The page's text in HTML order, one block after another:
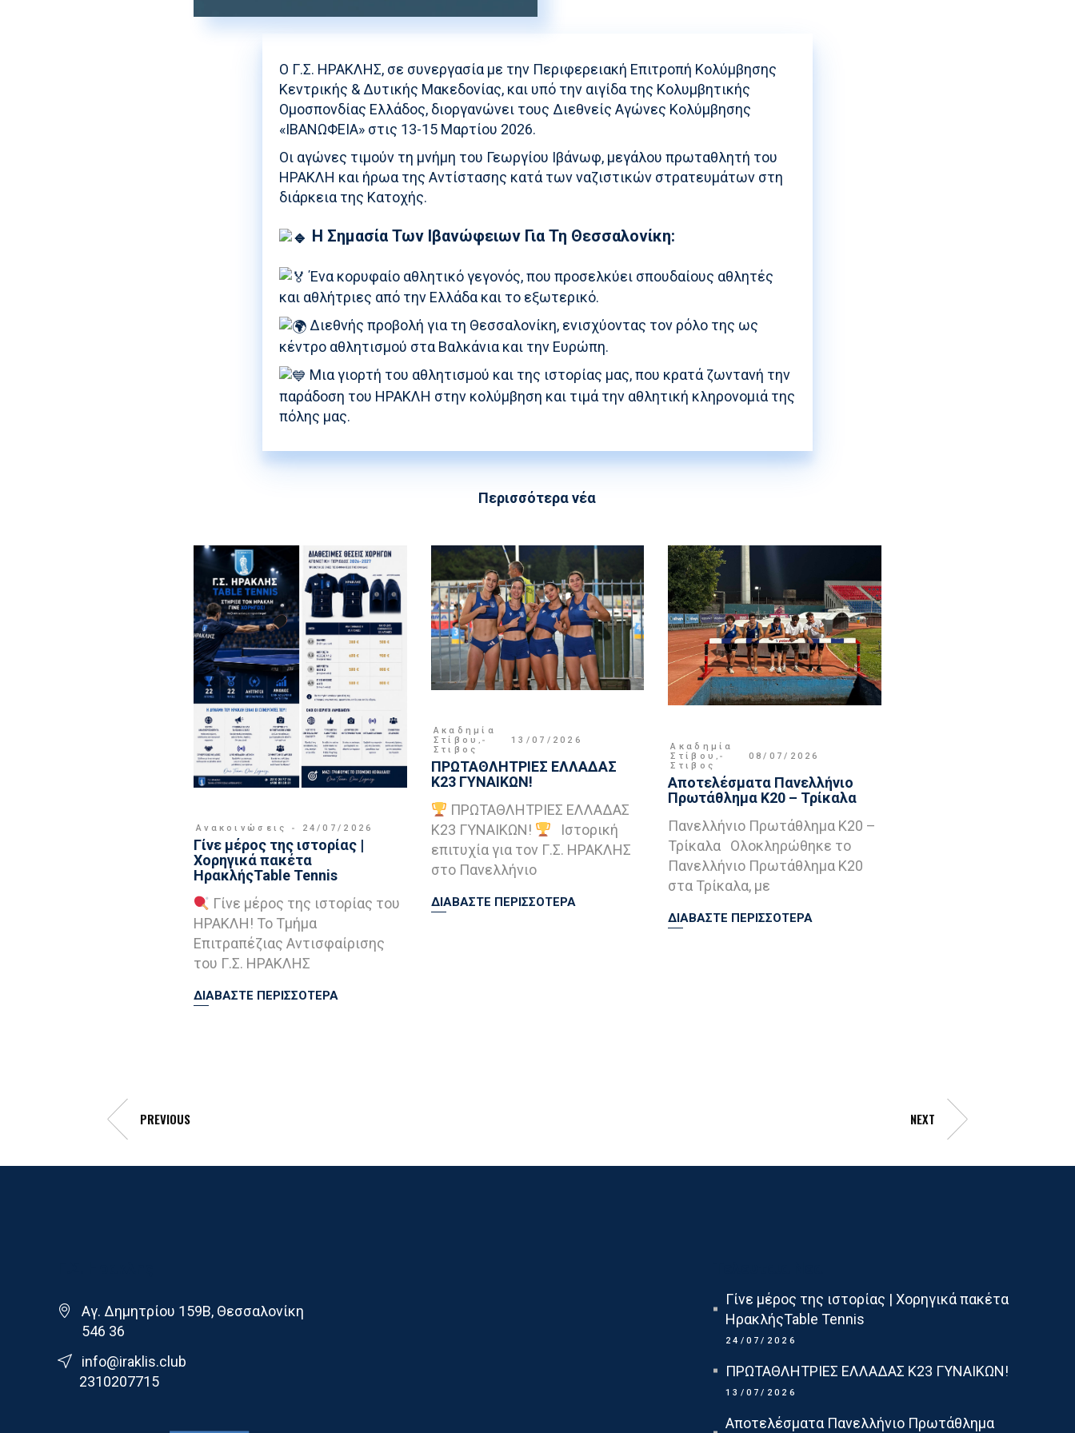
Ο Γ.Σ. ΗΡΑΚΛΗΣ, σε συνεργασία με την Περιφερειακή Επιτροπή Κολύμβησης
Κεντρικής & Δυτικής Μακεδονίας, και υπό την αιγίδα της Κολυμβητικής
Ομοσπονδίας Ελλάδος, διοργανώνει τους Διεθνείς Αγώνες Κολύμβησης
«ΙΒΑΝΩΦΕΙΑ» στις 13-15 Μαρτίου 2026.
Οι αγώνες τιμούν τη μνήμη του Γεωργίου Ιβάνωφ, μεγάλου πρωταθλητή του
ΗΡΑΚΛΗ και ήρωα της Αντίστασης κατά των ναζιστικών στρατευμάτων στη
διάρκεια της Κατοχής.
Η Σημασία Των Ιβανώφειων Για Τη Θεσσαλονίκη:
Ένα κορυφαίο αθλητικό γεγονός, που προσελκύει σπουδαίους αθλητές
και αθλήτριες από την Ελλάδα και το εξωτερικό.
Διεθνής προβολή για τη Θεσσαλονίκη, ενισχύοντας τον ρόλο της ως
κέντρο αθλητισμού στα Βαλκάνια και την Ευρώπη.
Μια γιορτή του αθλητισμού και της ιστορίας μας, που κρατά ζωντανή την
παράδοση του ΗΡΑΚΛΗ στην κολύμβηση και τιμά την αθλητική κληρονομιά της
πόλης μας.
Περισσότερα νέα
Ανακοινώσεις 24/07/2026
Γίνε μέρος της ιστορίας |
Χορηγικά πακέτα
ΗρακλήςTable Tennis
Γίνε μέρος της ιστορίας του
ΗΡΑΚΛΗ! Το Τμήμα
Επιτραπέζιας Αντισφαίρισης
του Γ.Σ. ΗΡΑΚΛΗΣ
ΔΙΑΒΑΣΤΕ ΠΕΡΙΣΣΟΤΕΡΑ
Ακαδημία
Στίβου ,
Στιβος
13/07/2026
ΠΡΩΤΑΘΛΗΤΡΙΕΣ ΕΛΛΑΔΑΣ
Κ23 ΓΥΝΑΙΚΩΝ!
ΠΡΩΤΑΘΛΗΤΡΙΕΣ ΕΛΛΑΔΑΣ
Κ23 ΓΥΝΑΙΚΩΝ!
Ιστορική
επιτυχία για τον Γ.Σ. ΗΡΑΚΛΗΣ
στο Πανελλήνιο
ΔΙΑΒΑΣΤΕ ΠΕΡΙΣΣΟΤΕΡΑ
Ακαδημία
Στίβου ,
Στιβος
08/07/2026
Αποτελέσματα Πανελλήνιο
Πρωτάθλημα Κ20 – Τρίκαλα
Πανελλήνιο Πρωτάθλημα Κ20 –
Τρίκαλα Ολοκληρώθηκε το
Πανελλήνιο Πρωτάθλημα Κ20
στα Τρίκαλα, με
ΔΙΑΒΑΣΤΕ ΠΕΡΙΣΣΟΤΕΡΑ
PREVIOUS NEXT
Αγ. Δημητρίου 159Β, Θεσσαλονίκη
546 36
info@iraklis.club
2310207715
Γίνε μέρος της ιστορίας | Χορηγικά πακέτα
ΗρακλήςTable Tennis
24/07/2026
ΠΡΩΤΑΘΛΗΤΡΙΕΣ ΕΛΛΑΔΑΣ Κ23 ΓΥΝΑΙΚΩΝ!
13/07/2026
Αποτελέσματα Πανελλήνιο Πρωτάθλημα